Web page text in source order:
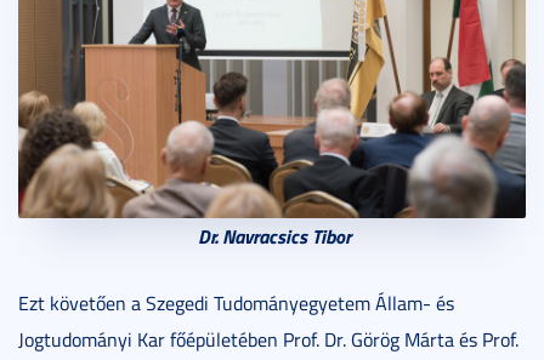
Dr. Navracsics Tibor
Ezt követően a Szegedi Tudományegyetem Állam- és
Jogtudományi Kar főépületében Prof. Dr. Görög Márta és Prof.